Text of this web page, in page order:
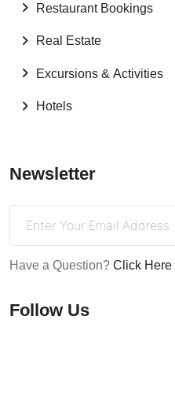
Restaurant Bookings
Real Estate
Excursions & Activities
Hotels
Newsletter
Have a Question? Click Here
Follow Us